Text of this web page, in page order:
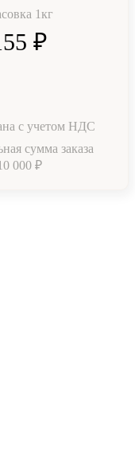
1кг
₽
с учетом НДС
сумма заказа
000 ₽